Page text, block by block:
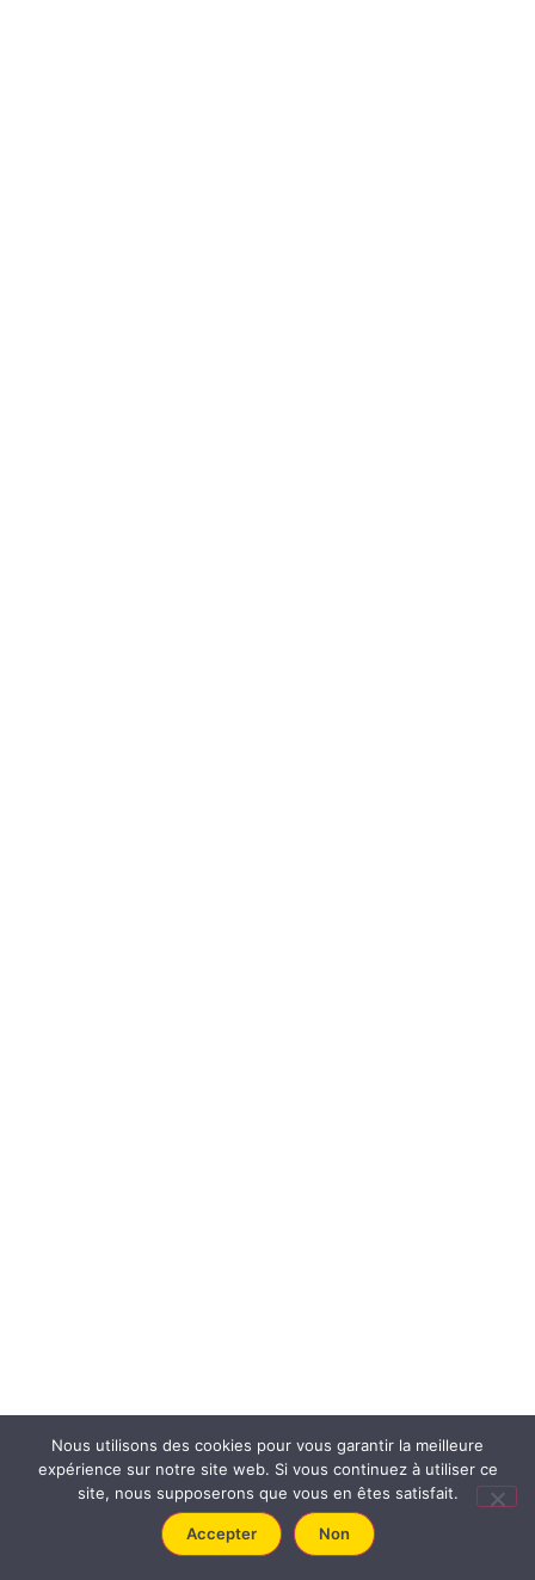
Nous utilisons des cookies pour vous garantir la meilleure
expérience sur notre site web. Si vous continuez à utiliser ce
site, nous supposerons que vous en êtes satisfait.
Accepter Non